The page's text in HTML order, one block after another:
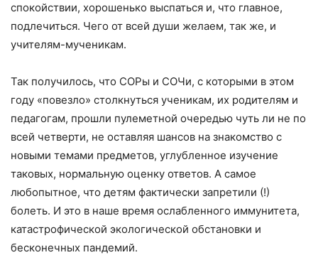
спокойствии, хорошенько выспаться и, что главное,
подлечиться. Чего от всей души желаем, так же, и
учителям-мученикам.
Так получилось, что СОРы и СОЧи, с которыми в этом
году «повезло» столкнуться ученикам, их родителям и
педагогам, прошли пулеметной очередью чуть ли не по
всей четверти, не оставляя шансов на знакомство с
новыми темами предметов, углубленное изучение
таковых, нормальную оценку ответов. А самое
любопытное, что детям фактически запретили (!)
болеть. И это в наше время ослабленного иммунитета,
катастрофической экологической обстановки и
бесконечных пандемий.